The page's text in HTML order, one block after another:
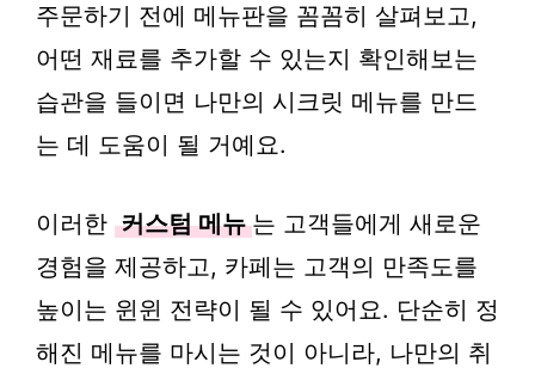
주문하기 전에 메뉴판을 꼼꼼히 살펴보고,
어떤 재료를 추가할 수 있는지 확인해보는
습관을 들이면 나만의 시크릿 메뉴를 만드
는 데 도움이 될 거예요.
이러한 커스텀 메뉴 는 고객들에게 새로운
경험을 제공하고, 카페는 고객의 만족도를
높이는 윈윈 전략이 될 수 있어요. 단순히 정
해진 메뉴를 마시는 것이 아니라, 나만의 취